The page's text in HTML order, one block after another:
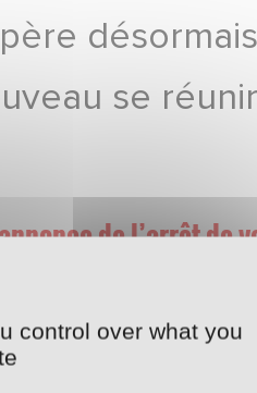
se
de l’arrêt de
de journées qu’il restait
garder les joueuses
la première fois que ça
control over what you